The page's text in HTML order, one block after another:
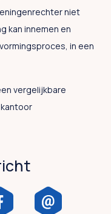
niet
kan innemen en
in een
vergelijkbare